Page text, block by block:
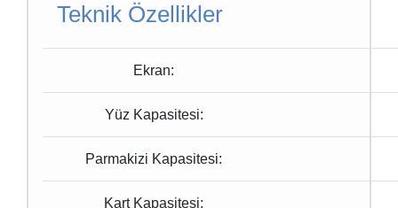
Teknik Özellikler
Ekran:
Yüz Kapasitesi:
Parmakizi Kapasitesi:
Kart Kapasitesi: